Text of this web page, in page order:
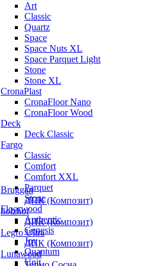
Art
Classic
Quartz
Space
Space Nuts XL
Space Parquet Light
Stone
Stone XL
CronaPlast
CronaFloor Nano
CronaFloor Wood
Deck
Deck Classic
Fargo
Classic
Comfort
Comfort XXL
Parquet
Stone
Floorwood
Authentic
Genesis
Joy
Quantum
Unit
Bruggan
ДПК (Композит)
holzhof
ДПК (Композит)
Legro Ultra
ДПК (Композит)
Lunawood